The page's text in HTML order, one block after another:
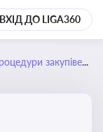
ВХІД ДО LIGA360
закупівель